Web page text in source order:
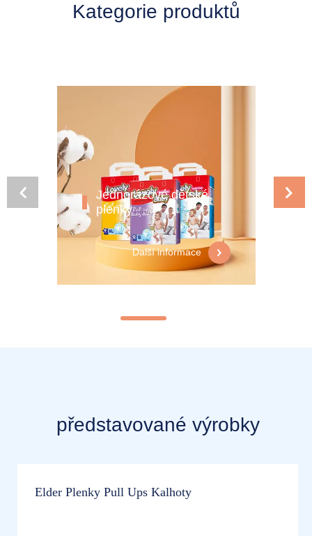
Kategorie produktů
Jednorázové dětské
plenky
Další informace
představované výrobky
Elder Plenky Pull Ups Kalhoty